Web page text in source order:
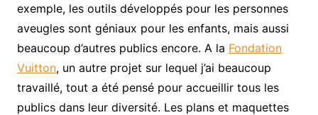
exemple, les outils développés pour les personnes
aveugles sont géniaux pour les enfants, mais aussi
beaucoup d’autres publics encore. A la Fondation
Vuitton, un autre projet sur lequel j’ai beaucoup
travaillé, tout a été pensé pour accueillir tous les
publics dans leur diversité. Les plans et maquettes